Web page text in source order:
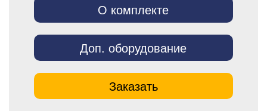
О комплекте
Доп. оборудование
Заказать